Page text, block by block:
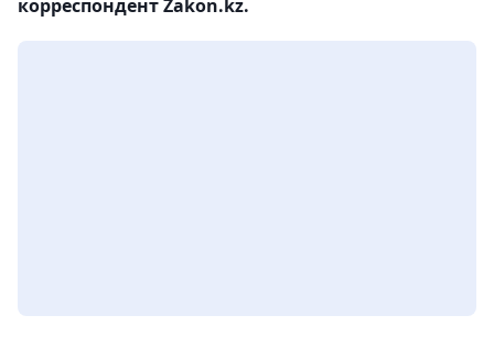
корреспондент Zakon.kz.